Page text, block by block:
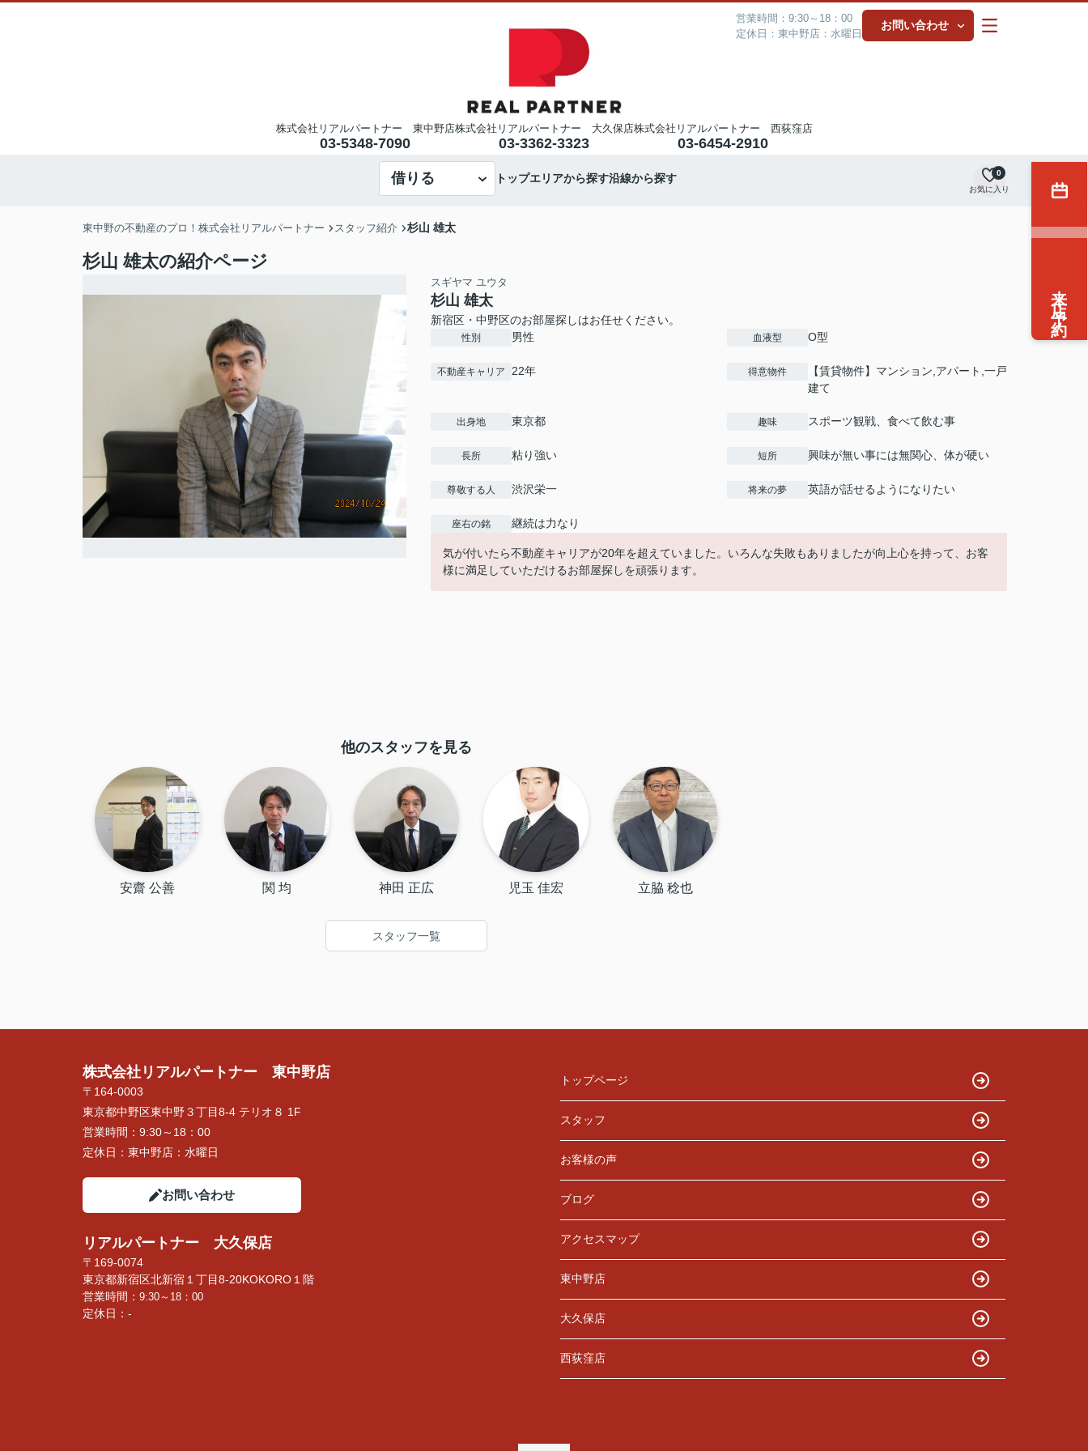
営業時間：9:30～18：00
定休日：東中野店：水曜日
お問い合わせ
株式会社リアルパートナー 東中野店
03-5348-7090
株式会社リアルパートナー 大久保店
03-3362-3323
株式会社リアルパートナー 西荻窪店
03-6454-2910
借りる トップエリアから探す沿線から探す
お気に入り
0
東中野の不動産のプロ！株式会社リアルパートナー スタッフ紹介 杉山 雄太
杉山 雄太の紹介ページ
スギヤマ ユウタ
杉山 雄太
新宿区・中野区のお部屋探しはお任せください。
性別 男性 血液型 O型
不動産キャリア 22年 得意物件
【賃貸物件】マンション,アパート,一戸
建て
出身地 東京都 趣味 スポーツ観戦、食べて飲む事
長所 粘り強い 短所 興味が無い事には無関心、体が硬い
尊敬する人 渋沢栄一 将来の夢 英語が話せるようになりたい
座右の銘 継続は力なり
気が付いたら不動産キャリアが20年を超えていました。いろんな失敗もありましたが向上心を持って、お客
様に満足していただけるお部屋探しを頑張ります。
他のスタッフを見る
安齋 公善 関 均 神田 正広 児玉 佳宏 立脇 稔也
スタッフ一覧
来店予約
株式会社リアルパートナー 東中野店
〒164-0003
東京都中野区東中野３丁目8-4 テリオ８ 1F
営業時間： 9:30～18：00
定休日： 東中野店：水曜日
お問い合わせ
リアルパートナー 大久保店
〒169-0074
東京都新宿区北新宿１丁目8-20KOKORO１階
営業時間： 9:30～18：00
定休日：-
トップページ
スタッフ
お客様の声
ブログ
アクセスマップ
東中野店
大久保店
西荻窪店